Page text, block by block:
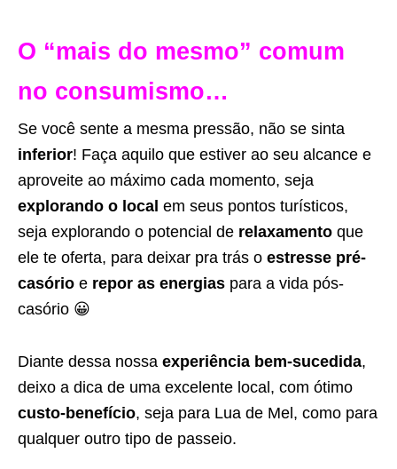
O “mais do mesmo” comum
no consumismo…
Se você sente a mesma pressão, não se sinta
inferior! Faça aquilo que estiver ao seu alcance e
aproveite ao máximo cada momento, seja
explorando o local em seus pontos turísticos,
seja explorando o potencial de relaxamento que
ele te oferta, para deixar pra trás o estresse pré-
casório e repor as energias para a vida pós-
casório 😀
Diante dessa nossa experiência bem-sucedida,
deixo a dica de uma excelente local, com ótimo
custo-benefício, seja para Lua de Mel, como para
qualquer outro tipo de passeio.